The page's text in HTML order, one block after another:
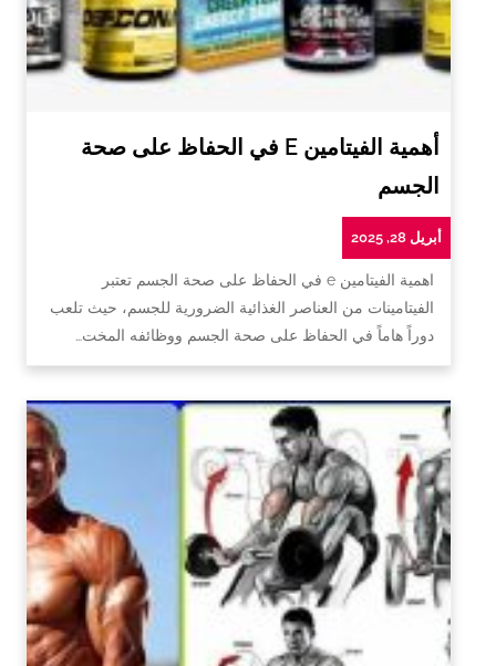
أهمية الفيتامين E في الحفاظ على صحة
الجسم
أبريل 28, 2025
اهمية الفيتامين e في الحفاظ على صحة الجسم تعتبر
الفيتامينات من العناصر الغذائية الضرورية للجسم، حيث تلعب
دوراً هاماً في الحفاظ على صحة الجسم ووظائفه المخت…